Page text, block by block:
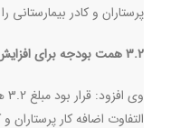
پرستاران و کادر بیمارستانی
3.2 همت بودجه برای افزایش مبلغ اضافه کاری تامین نشد
التفاوت اضافه کار پرستاران